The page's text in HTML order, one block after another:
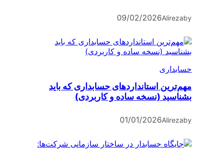
by
Alireza
09/02/2026
حسابداری
مهم‌ترین استانداردهای حسابداری که باید
بشناسید (نسخه ساده و کاربردی)
by
Alireza
01/01/2026